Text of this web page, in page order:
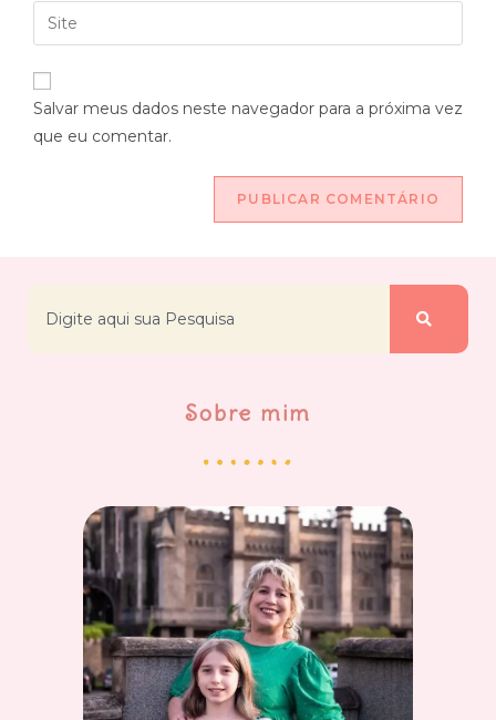
Salvar meus dados neste navegador para a próxima vez
que eu comentar.
Sobre mim